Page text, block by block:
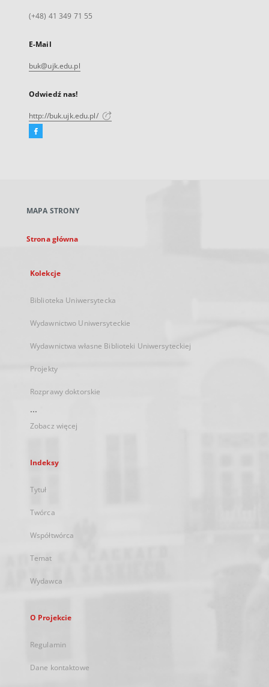
(+48) 41 349 71 55
E-Mail
buk@ujk.edu.pl
Odwiedź nas!
http://buk.ujk.edu.pl/
Facebook
karcie
MAPA STRONY
Strona główna
Kolekcje
Biblioteka Uniwersytecka
Wydawnictwo Uniwersyteckie
Wydawnictwa własne Biblioteki Uniwersyteckiej
Projekty
Rozprawy doktorskie
...
Zobacz więcej
Indeksy
Tytuł
Twórca
Współtwórca
Temat
Wydawca
O Projekcie
Regulamin
Dane kontaktowe